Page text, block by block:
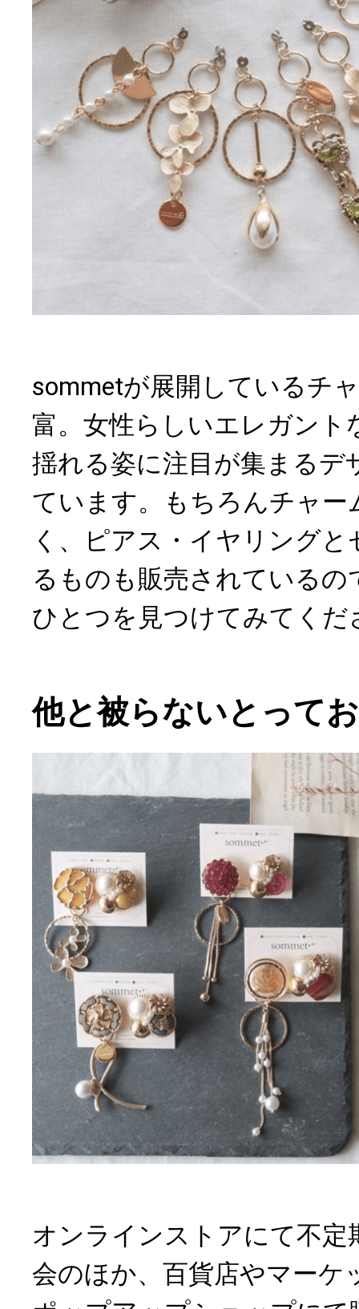
sommetが展開しているチ
富。女性らしいエレガント
揺れる姿に注目が集まるデ
ています。もちろんチャー
く、ピアス・イヤリング
るものも販売されているの
ひとつを見つけてみてくだ
他と被らないとって
オンラインストアにて不定
会のほか、百貨店やマーケ